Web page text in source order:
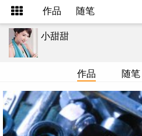
作品 随笔
小甜甜
作品 随笔